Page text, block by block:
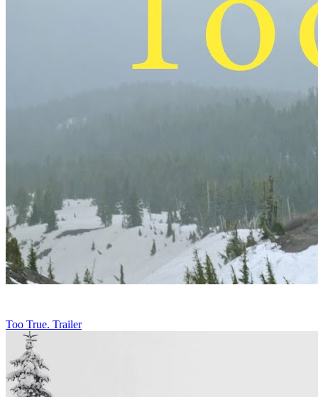
Too True. Trailer